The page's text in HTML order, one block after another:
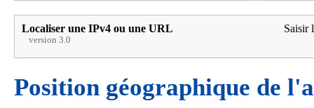
Localiser une IPv4 ou une URL
version 3.0
Saisir
Position géographique de